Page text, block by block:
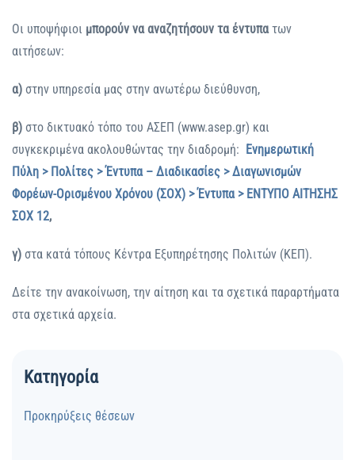
Οι υποψήφιοι μπορούν να αναζητήσουν τα έντυπατων
αιτήσεων:
α) στην υπηρεσία μας στην ανωτέρω διεύθυνση,
β) στο δικτυακό τόπο του ΑΣΕΠ (www.asep.gr) και
συγκεκριμένα ακολουθώντας την διαδρομή:
Ενημερωτική
Πύλη > Πολίτες > Έντυπα – Διαδικασίες > Διαγωνισμών
Φορέων-Ορισμένου Χρόνου (ΣΟΧ) >Έντυπα > ΕΝΤΥΠΟ ΑΙΤΗΣΗΣ
ΣΟΧ 12,
γ) στα κατά τόπους Κέντρα Εξυπηρέτησης Πολιτών (ΚΕΠ).
Δείτε την ανακοίνωση, την αίτηση και τα σχετικά παραρτήματα
στα σχετικά αρχεία.
Κατηγορία
Προκηρύξεις θέσεων